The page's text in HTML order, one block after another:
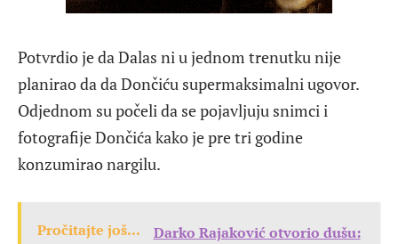
Potvrdio je da Dalas ni u jednom trenutku nije
planirao da da Dončiću supermaksimalni ugovor.
Odjednom su počeli da se pojavljuju snimci i
fotografije Dončića kako je pre tri godine
konzumirao nargilu.
Pročitajte još...
Darko Rajaković otvorio dušu: